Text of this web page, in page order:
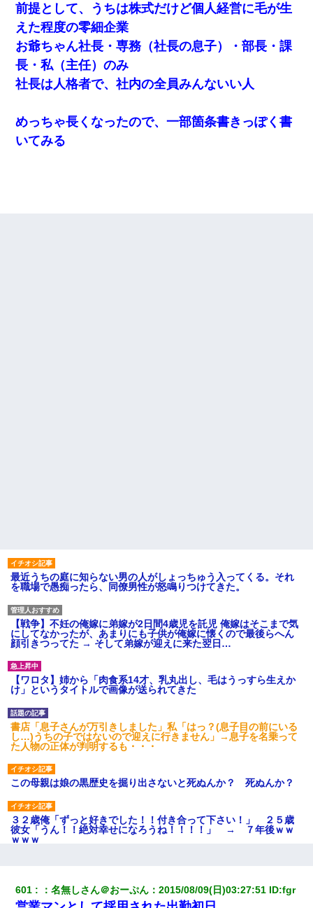
前提として、うちは株式だけど個人経営に毛が生
えた程度の零細企業
お爺ちゃん社長・専務（社長の息子）・部長・課
長・私（主任）のみ
社長は人格者で、社内の全員みんないい人
めっちゃ長くなったので、一部箇条書きっぽく書
いてみる
最近うちの庭に知らない男の人がしょっちゅう入ってくる。それ
を職場で愚痴ったら、同僚男性が怒鳴りつけてきた。
【戦争】不妊の俺嫁に弟嫁が2日間4歳児を託児 俺嫁はそこまで気
にしてなかったが、あまりにも子供が俺嫁に懐くので最後らへん
顔引きつってた → そして弟嫁が迎えに来た翌日…
【ワロタ】姉から「肉食系14才、乳丸出し、毛はうっすら生えか
け」というタイトルで画像が送られてきた
書店「息子さんが万引きしました」私「はっ？(息子目の前にいる
し…)うちの子ではないので迎えに行きません」→息子を名乗って
た人物の正体が判明するも・・・
この母親は娘の黒歴史を掘り出さないと死ぬんか？ 死ぬんか？
３２歳俺「ずっと好きでした！！付き合って下さい！」 ２５歳
彼女「うん！！絶対幸せになろうね！！！！」 → ７年後ｗｗ
ｗｗｗ
「リフォーム費用を負担しろ！」「金の管理は私達がする！」と
浅ましくも集りにきた。
601 ：名無しさん＠おーぷん ：2015/08/09(日)03:27:51 ID:fgr